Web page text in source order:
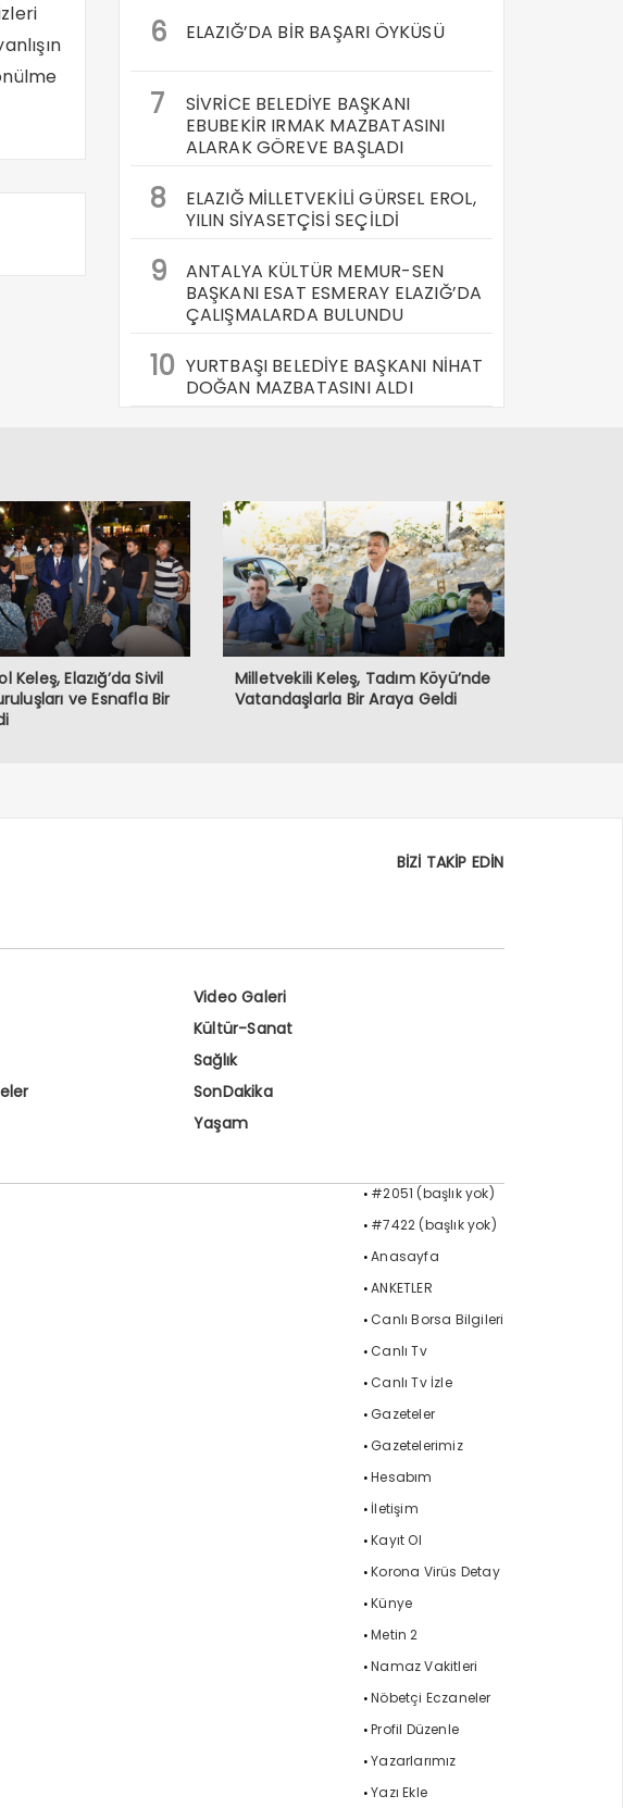
6
ELAZIĞ’DA BİR BAŞARI ÖYKÜSÜ
7
SİVRİCE BELEDİYE BAŞKANI
EBUBEKİR IRMAK MAZBATASINI
ALARAK GÖREVE BAŞLADI
8
ELAZIĞ MİLLETVEKİLİ GÜRSEL EROL,
YILIN SİYASETÇİSİ SEÇİLDİ
9
ANTALYA KÜLTÜR MEMUR-SEN
BAŞKANI ESAT ESMERAY ELAZIĞ’DA
ÇALIŞMALARDA BULUNDU
10 YURTBAŞI BELEDİYE BAŞKANI NİHAT
DOĞAN MAZBATASINI ALDI
Keleş, Elazığ’da Sivil
ve Esnafla Bir
Milletvekili Keleş, Tadım Köyü’nde
Vatandaşlarla Bir Araya Geldi
BİZİ TAKİP EDİN
Video Galeri
Kültür-Sanat
Sağlık
SonDakika
Yaşam
#2051 (başlık yok)
#7422 (başlık yok)
Anasayfa
ANKETLER
Canlı Borsa Bilgileri
Canlı Tv
Canlı Tv İzle
Gazeteler
Gazetelerimiz
Hesabım
İletişim
Kayıt Ol
Korona Virüs Detay
Künye
Metin 2
Namaz Vakitleri
Nöbetçi Eczaneler
Profil Düzenle
Yazarlarımız
Yazı Ekle